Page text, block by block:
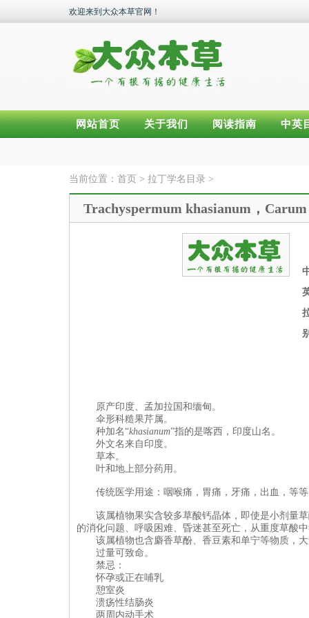
欢迎来到大众本草官网！
网站首页 关于我们 阅读指南 中英
当前位置： 首页 > 拉丁学名目录 >
Trachyspermum khasianum，
原产印度、孟加拉 国 和缅甸。
伞形科糙果芹属。
种加名“khasianum”指的是喀西， 印度山名。
外文名来自印度。
草本。
叶和地上部分药用。
传统医学用途： 咽喉痛，胃痛，牙痛，出血， 等
该属植物果实含较多草酸钙晶体，即使是小剂量
的消化问题、呼吸困难、昏迷甚至死亡，从重度草酸
该属植物也含麝香草酚、香豆素和单宁等物质，
过量可致命。
禁忌：
怀孕或正在哺乳
憩室炎
溃疡性结肠炎
两周内动手术